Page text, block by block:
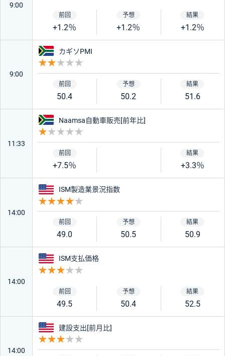
9:00
+1.2％ +1.2％ +1.2％
9:00
南アフリカ
カギソPMI
50.4 50.2 51.6
11:33
南アフリカ
Naamsa自動車販売[前年比]
+7.5％ +3.3％
14:00
アメリカ
ISM製造業景況指数
49.0 50.5 50.9
14:00
アメリカ
ISM支払価格
49.5 50.4 52.5
14:00
アメリカ
建設支出[前月比]